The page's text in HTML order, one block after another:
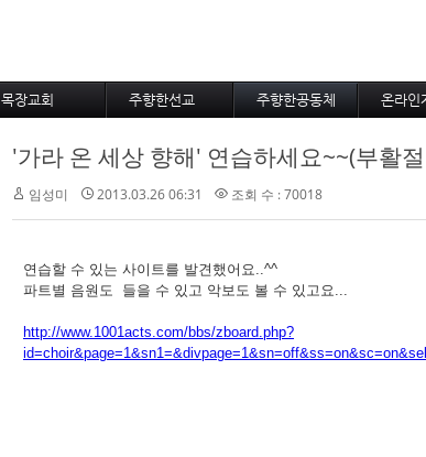
목장교회
목장사역철학
아름다운목자상
주향한선교
선교사와선교지
선교통신
주향한공동체
새가족포토
주향한포토
자유게시판
대표기도
온라인
주보
'가라 온 세상 향해' 연습하세요~~(부활
임성미 2013.03.26 06:31 조회 수 : 70018
연습할 수 있는 사이트를 발견했어요..^^
파트별 음원도 들을 수 있고 악보도 볼 수 있고요...
http://www.1001acts.com/bbs/zboard.php?